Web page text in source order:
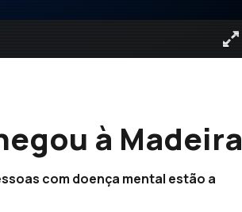
à Madeira
com doença mental estão a